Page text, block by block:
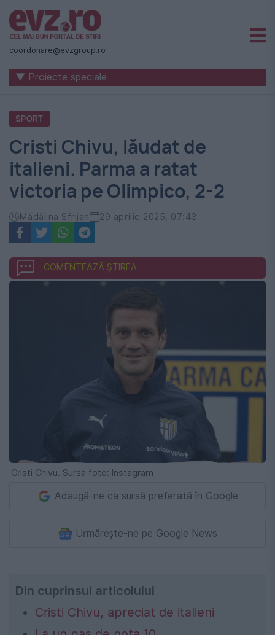
Știri
naționale
internaționale
România
-
Evenimentul
Zilei
coordonare@evzgroup.ro
▼ Proiecte speciale
SPORT
Cristi Chivu, lăudat de
italieni. Parma a ratat
victoria pe Olimpico, 2-2
Mădălina Sfrijan 29 aprilie 2025, 07:43
COMENTEAZĂ ȘTIREA
Cristi Chivu. Sursa foto: Instagram
Adaugă-ne ca sursă preferată în Google
Urmărește-ne pe Google News
Din cuprinsul articolului
Cristi Chivu, apreciat de italieni